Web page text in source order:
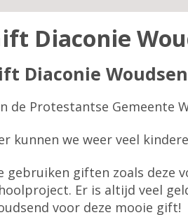
Diaconie
Diaconie
de Protestantse Gemeente
kunnen we weer veel
gebruiken giften zoals deze
Er is altijd veel
voor deze mooie gift!